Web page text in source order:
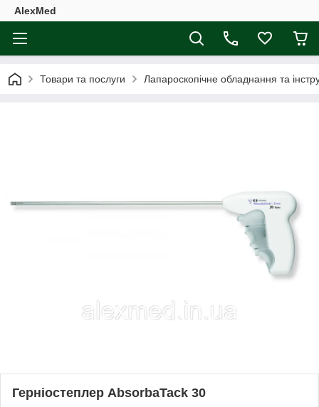
AlexMed
Товари та послуги Лапароскопічне обладнання та
Герніостеплер AbsorbaTack 30